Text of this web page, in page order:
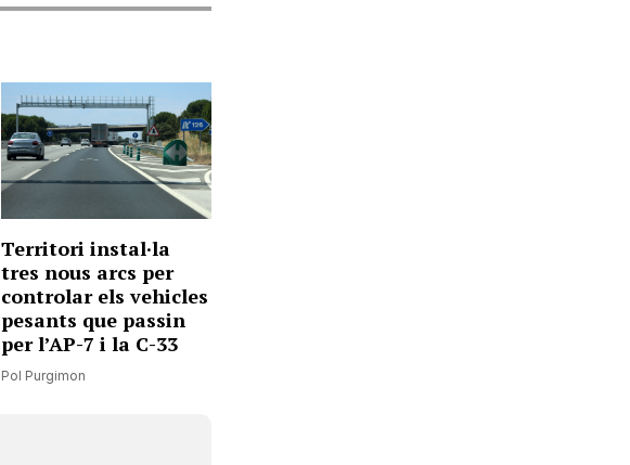
Territori instal·la
tres nous arcs per
controlar els vehicles
pesants que passin
per l’AP-7 i la C-33
Pol Purgimon